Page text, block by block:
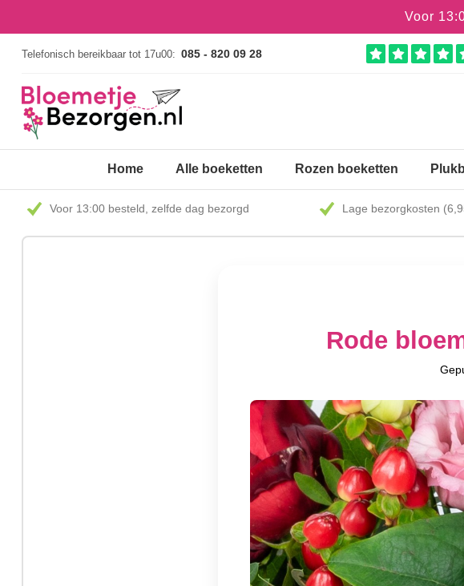
Voor
Telefonisch bereikbaar tot 17u00: 085 - 820 09 28
Home Alle boeketten Rozen boeketten
Voor 13:00 besteld, zelfde dag bezorgd Lage bezorgkosten
Rode